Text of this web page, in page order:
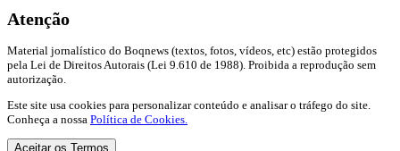
Atenção
Material jornalístico do Boqnews (textos, fotos, vídeos, etc) estão protegidos
pela Lei de Direitos Autorais (Lei 9.610 de 1988). Proibida a reprodução sem
autorização.
Este site usa cookies para personalizar conteúdo e analisar o tráfego do site.
Conheça a nossa Política de Cookies.
Aceitar os Termos